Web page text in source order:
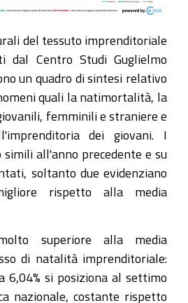
del tessuto imprenditoriale
dal Centro Studi Guglielmo
un quadro di sintesi relativo
quali la natimortalità, la
femminili e straniere e
dei giovani. I
all'anno precedente e su
soltanto due evidenziano
rispetto alla media
superiore alla media
di natalità imprenditoriale:
6,04% si posiziona al settimo
nazionale, costante rispetto